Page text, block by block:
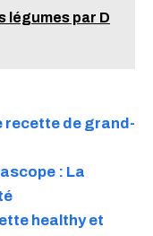
légumes par D
recette de grand-
: La
healthy et